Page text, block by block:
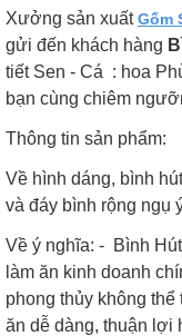
Xưởng sản xuấtGốm
gửi đến khách hàng
tiết Sen - Cá : hoa
bạn cùng chiêm
Thông tin sản phẩm:
Về hình dáng, bình
và đáy bình rộng ngụ
Về ý nghĩa: - Bình
làm ăn kinh doanh
phong thủy không
ăn dễ dàng, thuận lợi